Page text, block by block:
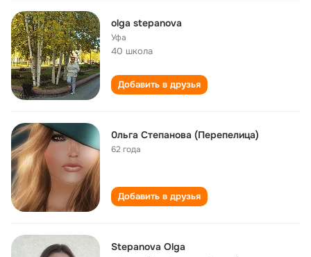
olga stepanova
Уфа
40 школа
Добавить в друзья
0льга Степанова (Перепелица)
62 года
Добавить в друзья
Stepanova Olga